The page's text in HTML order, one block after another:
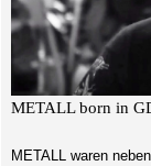
METALL born in
METALL waren